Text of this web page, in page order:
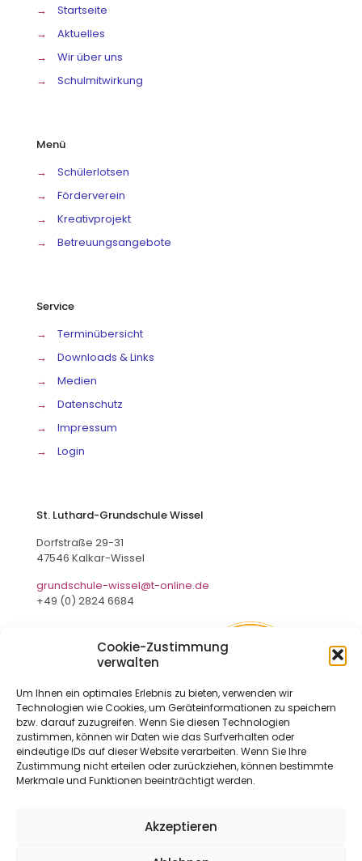
Cookie-Zustimmung
verwalten
Um Ihnen ein optimales Erlebnis zu bieten, verwenden wir
Technologien wie Cookies, um Geräteinformationen zu speichern
bzw. darauf zuzugreifen. Wenn Sie diesen Technologien
zustimmen, können wir Daten wie das Surfverhalten oder
eindeutige IDs auf dieser Website verarbeiten. Wenn Sie Ihre
Zustimmung nicht erteilen oder zurückziehen, können bestimmte
Merkmale und Funktionen beeinträchtigt werden.
Akzeptieren
→
Startseite
→
Aktuelles
→
Wir über uns
→
Schulmitwirkung
Menü
→
Schülerlotsen
→
Förderverein
→
Kreativprojekt
→
Betreuungsangebote
Service
→
Terminübersicht
→
Downloads & Links
→
Medien
→
Datenschutz
→
Impressum
→
Login
St. Luthard-Grundschule Wissel
Dorfstraße 29-31
47546 Kalkar-Wissel
grundschule-wissel@t-online.de
+49 (0) 2824 6684